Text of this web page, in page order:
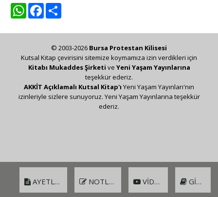
WhatsAppFacebook
AYETLER NOTLAR VIDEO GIRIŞ
© 2003-2026 Bursa Protestan Kilisesi
Kutsal Kitap çevirisini sitemize koymamıza izin verdikleri için
Kitabı Mukaddes Şirketi ve Yeni Yaşam Yayınlarına
teşekkür ederiz.
AKKİT Açıklamalı Kutsal Kitap'ı Yeni Yaşam Yayınları'nın
izinleriyle sizlere sunuyoruz. Yeni Yaşam Yayınlarına teşekkür
ederiz.